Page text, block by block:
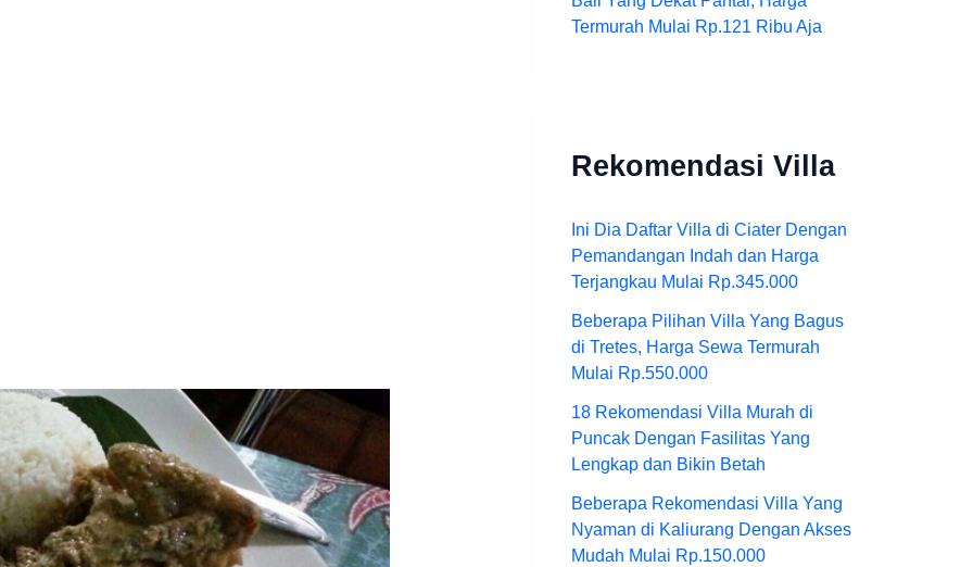
Termurah Mulai Rp.121 Ribu Aja
Rekomendasi Villa
Ini Dia Daftar Villa di Ciater Dengan
Pemandangan Indah dan Harga
Terjangkau Mulai Rp.345.000
Beberapa Pilihan Villa Yang Bagus
di Tretes, Harga Sewa Termurah
Mulai Rp.550.000
18 Rekomendasi Villa Murah di
Puncak Dengan Fasilitas Yang
Lengkap dan Bikin Betah
Beberapa Rekomendasi Villa Yang
Nyaman di Kaliurang Dengan Akses
Mudah Mulai Rp.150.000